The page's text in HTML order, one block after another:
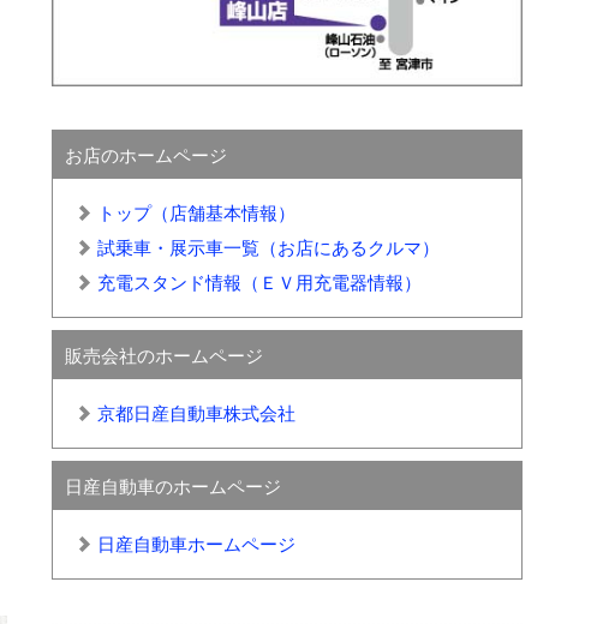
お店のホームページ
トップ（店舗基本情報）
試乗車・展示車一覧（お店にあるクルマ）
充電スタンド情報（ＥＶ用充電器情報）
販売会社のホームページ
京都日産自動車株式会社
日産自動車のホームページ
日産自動車ホームページ